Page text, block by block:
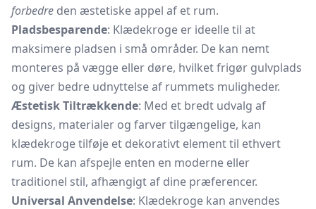
forbedre den æstetiske appel af et rum.
Pladsbesparende: Klædekroge er ideelle til at
maksimere pladsen i små områder. De kan nemt
monteres på vægge eller døre, hvilket frigør gulvplads
og giver bedre udnyttelse af rummets muligheder.
Æstetisk Tiltrækkende: Med et bredt udvalg af
designs, materialer og farver tilgængelige, kan
klædekroge tilføje et dekorativt element til ethvert
rum. De kan afspejle enten en moderne eller
traditionel stil, afhængigt af dine præferencer.
Universal Anvendelse: Klædekroge kan anvendes